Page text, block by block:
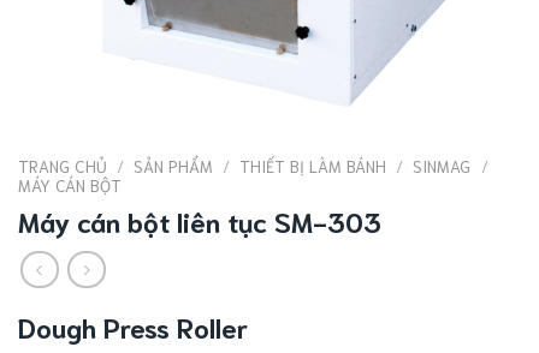
TRANG CHỦ / SẢN PHẨM / THIẾT BỊ LÀM BÁNH / SINMAG
/
MÁY CÁN BỘT
Máy cán bột liên tục SM-303
Dough Press Roller